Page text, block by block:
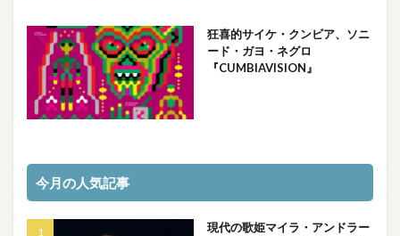
狂喜的サイケ・クンビア、ソニ
ード・ガヨ・ネグロ
『CUMBIAVISION』
今月の人気記事
現代の歌姫マイラ・アンドラー